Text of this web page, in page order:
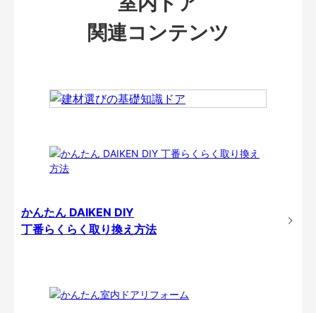
関連コンテンツ
かんたん DAIKEN DIY
丁番らくらく取り換え方法